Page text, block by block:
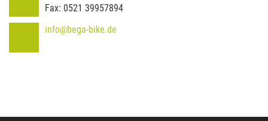
Fax: 0521 39957894
info@bega-bike.de